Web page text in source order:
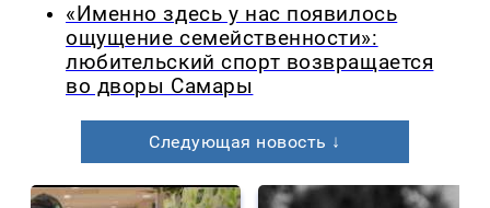
«Именно здесь у нас появилось
ощущение семейственности»:
любительский спорт возвращается
во дворы Самары
Следующая новость ↓